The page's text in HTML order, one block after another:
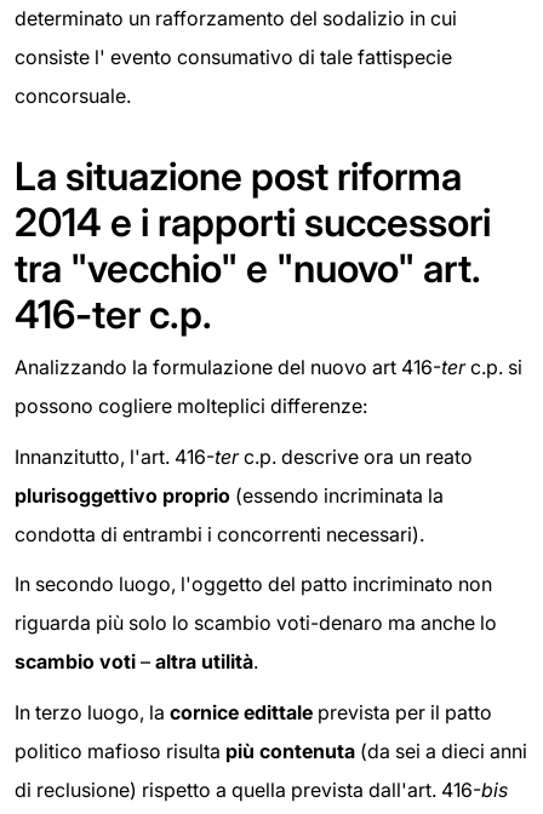
determinato un rafforzamento del sodalizio in cui
consiste l' evento consumativo di tale fattispecie
concorsuale.
La situazione post riforma
2014 e i rapporti successori
tra "vecchio" e "nuovo" art.
416-ter c.p.
Analizzando la formulazione del nuovo art 416-terc.p. si
possono cogliere molteplici differenze:
Innanzitutto, l'art. 416-terc.p. descrive ora un reato
plurisoggettivo proprio (essendo incriminata la
condotta di entrambi i concorrenti necessari).
In secondo luogo, l'oggetto del patto incriminato non
riguarda più solo lo scambio voti-denaro ma anche lo
scambio voti – altra utilità.
In terzo luogo, la cornice edittale prevista per il patto
politico mafioso risulta più contenuta (da sei a dieci anni
di reclusione) rispetto a quella prevista dall'art. 416-bis